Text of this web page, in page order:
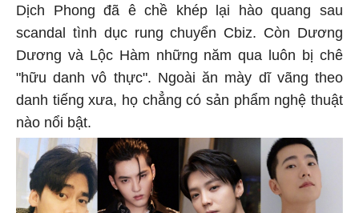
Dịch Phong đã ê chề khép lại hào quang sau
scandal tình dục rung chuyển Cbiz. Còn Dương
Dương và Lộc Hàm những năm qua luôn bị chê
"hữu danh vô thực". Ngoài ăn mày dĩ vãng theo
danh tiếng xưa, họ chẳng có sản phẩm nghệ thuật
nào nổi bật.